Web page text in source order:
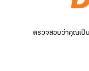
ตรวจสอบว่าคุณเป็